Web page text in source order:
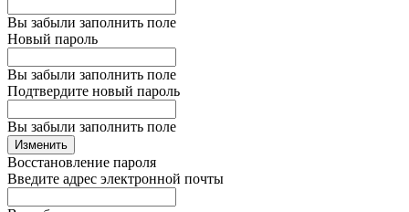
Вы забыли заполнить поле
Новый пароль
Вы забыли заполнить поле
Подтвердите новый пароль
Вы забыли заполнить поле
Изменить
Восстановление пароля
Введите адрес электронной почты